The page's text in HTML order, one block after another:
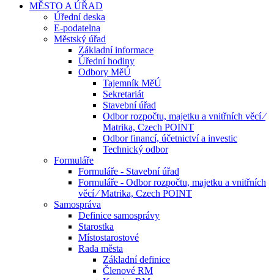
MĚSTO A ÚŘAD
Úřední deska
E-podatelna
Městský úřad
Základní informace
Úřední hodiny
Odbory MěÚ
Tajemník MěÚ
Sekretariát
Stavební úřad
Odbor rozpočtu, majetku a vnitřních věcí ⁄
Matrika, Czech POINT
Odbor financí, účetnictví a investic
Technický odbor
Formuláře
Formuláře - Stavební úřad
Formuláře - Odbor rozpočtu, majetku a vnitřních
věcí ⁄ Matrika, Czech POINT
Samospráva
Definice samosprávy
Starostka
Místostarostové
Rada města
Základní definice
Členové RM